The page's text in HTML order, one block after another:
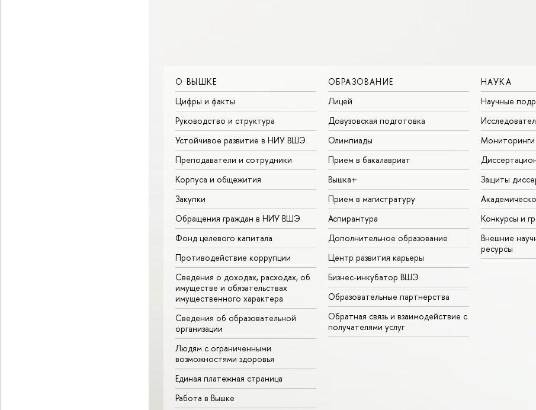
О ВЫШКЕ
Цифры и факты
Руководство и структура
Устойчивое развитие в НИУ ВШЭ
Преподаватели и сотрудники
Корпуса и общежития
Закупки
Обращения граждан в НИУ ВШЭ
Фонд целевого капитала
Противодействие коррупции
Сведения о доходах, расходах, об
имуществе и обязательствах
имущественного характера
Сведения об образовательной
организации
Людям с ограниченными
возможностями здоровья
Единая платежная страница
Работа в Вышке
ОБРАЗОВАНИЕ
Лицей
Довузовская подготовка
Олимпиады
Прием в бакалавриат
Вышка+
Прием в магистратуру
Аспирантура
Дополнительное образование
Центр развития карьеры
Бизнес-инкубатор ВШЭ
Образовательные партнерства
Обратная связь и взаимодействие с
получателями услуг
НАУКА
Научные
Мониторинги
Защиты
Конкурсы и
Внешние
ресурсы